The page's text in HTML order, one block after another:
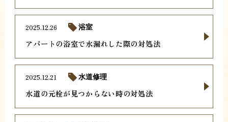
アパートの浴室で水漏れした際の対処法
2025.12.26 浴室
水道の元栓が見つからない時の対処法
2025.12.21 水道修理